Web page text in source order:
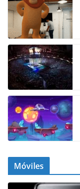
Móviles